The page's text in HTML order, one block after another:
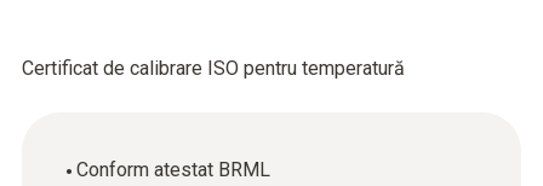
Certificat de calibrare ISO pentru temperatură
Conform atestat BRML